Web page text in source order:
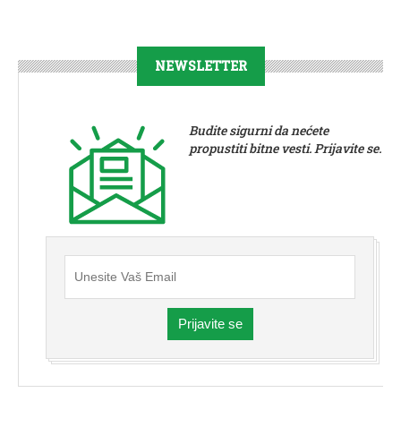
NEWSLETTER
Budite sigurni da nećete
propustiti bitne vesti. Prijavite se.
Prijavite se